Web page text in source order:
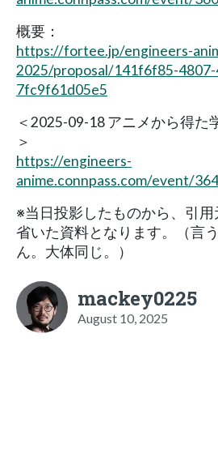
概要：
https://fortee.jp/engineers-
2025/proposal/141f6f85-
7fc9f61d05e5
＜2025-09-18 アニメから得た
＞
https://engineers-
anime.connpass.com/event/
※当日投影したものから、引
省いた資料となります。（言
ん。大体同じ。）
mackey0225
August 10, 2025